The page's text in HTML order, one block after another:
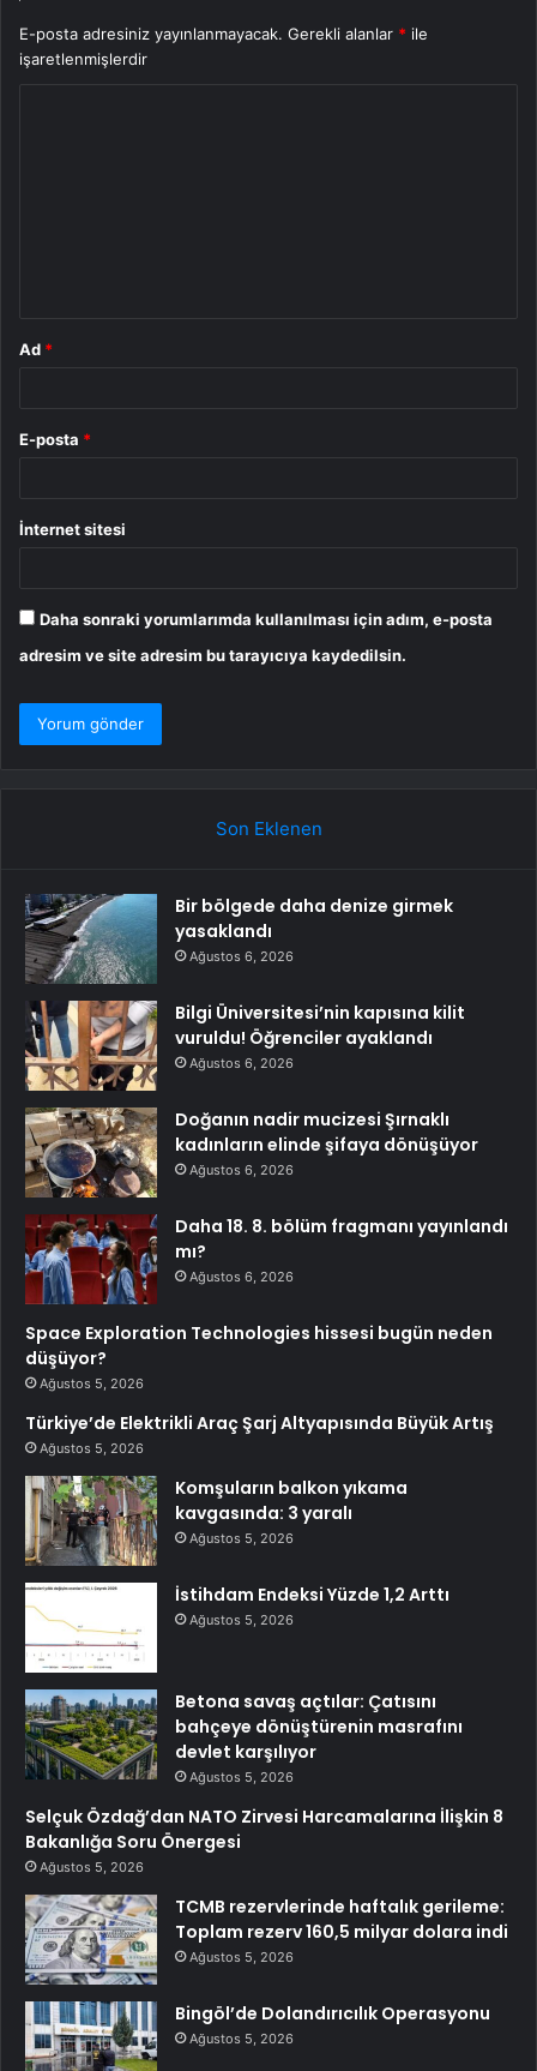
E-posta adresiniz yayınlanmayacak. Gerekli alanlar * ile
işaretlenmişlerdir
Ad *
E-posta *
İnternet sitesi
Daha sonraki yorumlarımda kullanılması için adım, e-posta
adresim ve site adresim bu tarayıcıya kaydedilsin.
Son Eklenen
Bir bölgede daha denize girmek
yasaklandı
Ağustos 6, 2026
Bilgi Üniversitesi’nin kapısına kilit
vuruldu! Öğrenciler ayaklandı
Ağustos 6, 2026
Doğanın nadir mucizesi Şırnaklı
kadınların elinde şifaya dönüşüyor
Ağustos 6, 2026
Daha 18. 8. bölüm fragmanı yayınlandı
mı?
Ağustos 6, 2026
Space Exploration Technologies hissesi bugün neden
düşüyor?
Ağustos 5, 2026
Türkiye’de Elektrikli Araç Şarj Altyapısında Büyük Artış
Ağustos 5, 2026
Komşuların balkon yıkama
kavgasında: 3 yaralı
Ağustos 5, 2026
İstihdam Endeksi Yüzde 1,2 Arttı
Ağustos 5, 2026
Betona savaş açtılar: Çatısını
bahçeye dönüştürenin masrafını
devlet karşılıyor
Ağustos 5, 2026
Selçuk Özdağ’dan NATO Zirvesi Harcamalarına İlişkin 8
Bakanlığa Soru Önergesi
Ağustos 5, 2026
TCMB rezervlerinde haftalık gerileme:
Toplam rezerv 160,5 milyar dolara indi
Ağustos 5, 2026
Bingöl’de Dolandırıcılık Operasyonu
Ağustos 5, 2026